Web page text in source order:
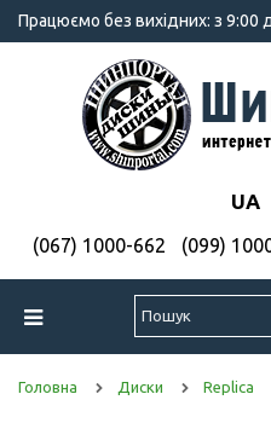
Працюємо без вихідних: з 9:00
UA
(067) 1000-662 (099)
Головна Диски Replica